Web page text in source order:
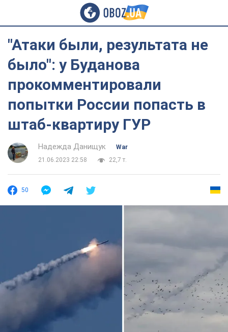
"Атаки были, результата не
было": у Буданова
прокомментировали
попытки России попасть в
штаб-квартиру ГУР
Надежда Данищук
War
21.06.2023 22:58
22,7 т.
50